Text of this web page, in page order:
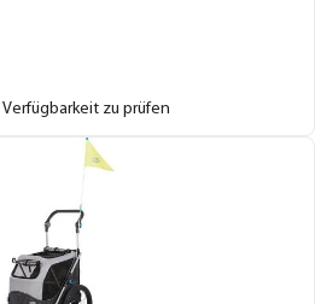
Verfügbarkeit zu prüfen